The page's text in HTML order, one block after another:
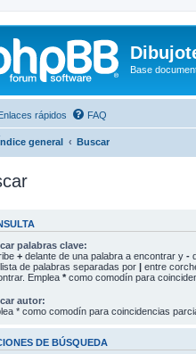
Base
rápidos FAQ
general Buscar
palabras clave:
+ delante de una palabra a encontrar y -
de palabras separadas por | entre
Emplea * como comodín para
autor:
* como comodín para coincidencias
DE BÚSQUEDA